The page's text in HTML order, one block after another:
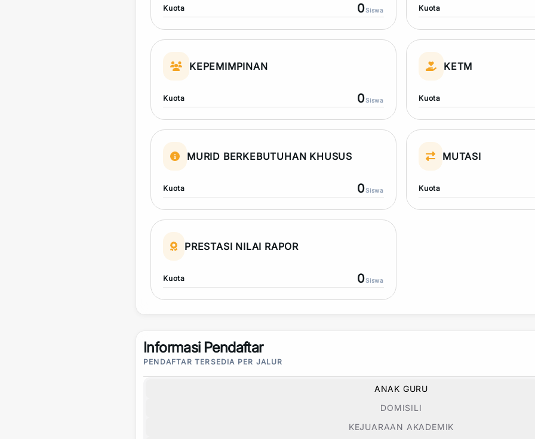
Kuota 0Siswa Kuota
KEPEMIMPINAN
Kuota 0Siswa
KETM
Kuota
MURID BERKEBUTUHAN KHUSUS
Kuota 0Siswa
MUTASI
Kuota
PRESTASI NILAI RAPOR
Kuota 0Siswa
Informasi Pendaftar
PENDAFTAR TERSEDIA PER JALUR
ANAK GURU
DOMISILI
KEJUARAAN AKADEMIK